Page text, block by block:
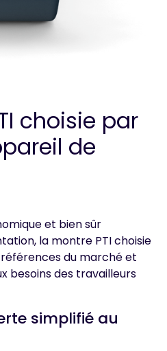
choisie par
de
et bien sûr
la montre PTI choisie
du marché et
besoins des travailleurs
simplifié au